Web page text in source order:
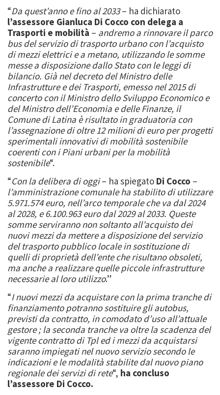
“Da quest’anno e fino al 2033– ha dichiarato
l’assessore Gianluca Di Cocco con delega a
Trasporti e mobilità – andremo a rinnovare il parco
bus del servizio di trasporto urbano con l’acquisto
di mezzi elettrici e a metano, utilizzando le somme
messe a disposizione dallo Stato con le leggi di
bilancio. Già nel decreto del Ministro delle
Infrastrutture e dei Trasporti, emesso nel 2015 di
concerto con il Ministro dello Sviluppo Economico e
del Ministro dell’Economia e delle Finanze, il
Comune di Latina è risultato in graduatoria con
l’assegnazione di oltre 12 milioni di euro per progetti
sperimentali innovativi di mobilità sostenibile
coerenti con i Piani urbani per la mobilità
sostenibile“.
“Con la delibera di oggi– ha spiegato Di Cocco –
l’amministrazione comunale ha stabilito di utilizzare
5.971.574 euro, nell’arco temporale che va dal 2024
al 2028, e 6.100.963 euro dal 2029 al 2033. Queste
somme serviranno non soltanto all’acquisto dei
nuovi mezzi da mettere a disposizione del servizio
del trasporto pubblico locale in sostituzione di
quelli di proprietà dell’ente che risultano obsoleti,
ma anche a realizzare quelle piccole infrastrutture
necessarie al loro utilizzo.”
“I nuovi mezzi da acquistare con la prima tranche di
finanziamento potranno sostituire gli autobus,
previsti da contratto, in comodato d’uso all’attuale
gestore ; la seconda tranche va oltre la scadenza del
vigente contratto di Tpl ed i mezzi da acquistarsi
saranno impiegati nel nuovo servizio secondo le
indicazioni e le modalità stabilite dal nuovo piano
regionale dei servizi di rete“, ha concluso
l’assessore Di Cocco.